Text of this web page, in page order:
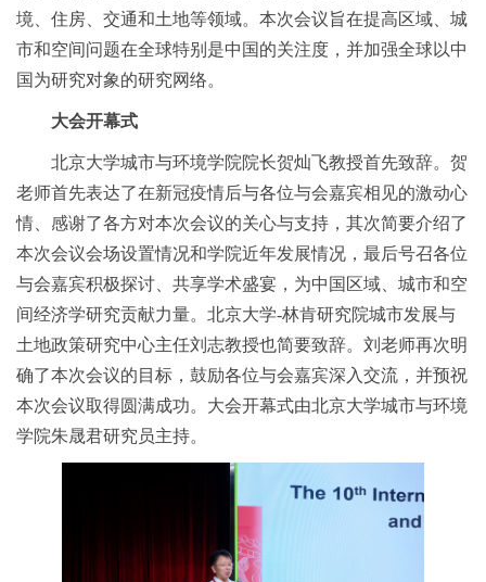
境、住房、交通和土地等领域。本次会议旨在提高区域、城
市和空间问题在全球特别是中国的关注度，并加强全球以中
国为研究对象的研究网络。
大会开幕式
北京大学城市与环境学院院长贺灿飞教授首先致辞。贺
老师首先表达了在新冠疫情后与各位与会嘉宾相见的激动心
情、感谢了各方对本次会议的关心与支持，其次简要介绍了
本次会议会场设置情况和学院近年发展情况，最后号召各位
与会嘉宾积极探讨、共享学术盛宴，为中国区域、城市和空
间经济学研究贡献力量。北京大学-林肯研究院城市发展与
土地政策研究中心主任刘志教授也简要致辞。刘老师再次明
确了本次会议的目标，鼓励各位与会嘉宾深入交流，并预祝
本次会议取得圆满成功。大会开幕式由北京大学城市与环境
学院朱晟君研究员主持。